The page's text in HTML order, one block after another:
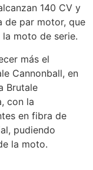
140 CV y
de par motor, que
la moto de serie.
más el
Cannonball, en
Brutale
con la
en fibra de
pudiendo
la moto.